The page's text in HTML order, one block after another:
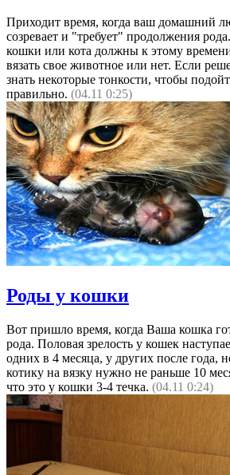
Приходит время, когда ваш домашний
созревает и "требует" продолжения
кошки или кота должны к этому
вязать свое животное или нет. Если
знать некоторые тонкости, чтобы
правильно. (04.11 0:25)
Роды у кошки
Вот пришло время, когда Ваша кошка
рода. Половая зрелость у кошек
одних в 4 месяца, у других после года,
котику на вязку нужно не раньше 10
что это у кошки 3-4 течка. (04.11 0:24)